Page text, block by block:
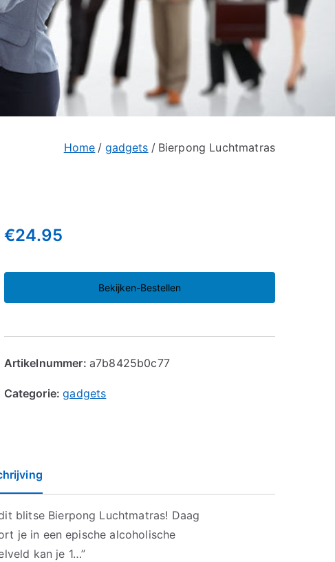
Home gadgets Bierpong Luchtmatras
€24.95
Bekijken-Bestellen
Artikelnummer: a7b8425b0c77
Categorie:gadgets
blitse Bierpong Luchtmatras! Daag
je in een epische alcoholische
kan je 1…”